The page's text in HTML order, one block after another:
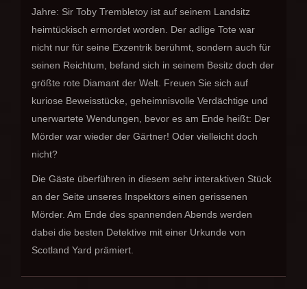
Jahre: Sir Toby Trembletoy ist auf seinem Landsitz
heimtückisch ermordet worden. Der adlige Tote war
nicht nur für seine Exzentrik berühmt, sondern auch für
seinen Reichtum, befand sich in seinem Besitz doch der
größte rote Diamant der Welt. Freuen Sie sich auf
kuriose Beweisstücke, geheimnisvolle Verdächtige und
unerwartete Wendungen, bevor es am Ende heißt: Der
Mörder war wieder der Gärtner! Oder vielleicht doch
nicht?
Die Gäste überführen in diesem sehr interaktiven Stück
an der Seite unseres Inspektors einen gerissenen
Mörder. Am Ende des spannenden Abends werden
dabei die besten Detektive mit einer Urkunde von
Scotland Yard prämiert.